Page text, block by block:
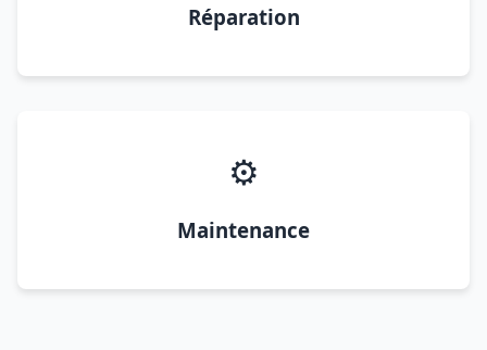
Réparation
⚙️
Maintenance